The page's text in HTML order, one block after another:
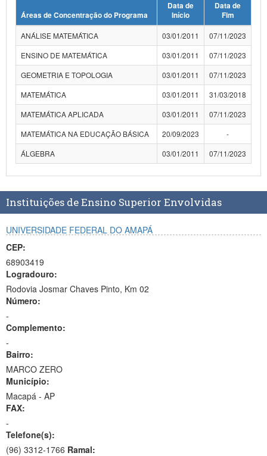
Áreas de Concentração do Programa
Data de
Início
Data de
Fim
ANÁLISE MATEMÁTICA
03/01/2011
07/11/2023
ENSINO DE MATEMÁTICA
03/01/2011
07/11/2023
GEOMETRIA E TOPOLOGIA
03/01/2011
07/11/2023
MATEMÁTICA
03/01/2011
31/03/2018
MATEMÁTICA APLICADA
03/01/2011
07/11/2023
MATEMÁTICA NA EDUCAÇÃO BÁSICA
20/09/2023
-
ÁLGEBRA
03/01/2011 07/11/2023
Instituições de Ensino Superior Envolvidas
UNIVERSIDADE FEDERAL DO AMAPÁ
CEP:
68903419
Logradouro:
Rodovia Josmar Chaves Pinto, Km 02
Número:
-
Complemento:
-
Bairro:
MARCO ZERO
Município:
Macapá - AP
FAX:
-
Telefone(s):
(96) 3312-1766 Ramal: